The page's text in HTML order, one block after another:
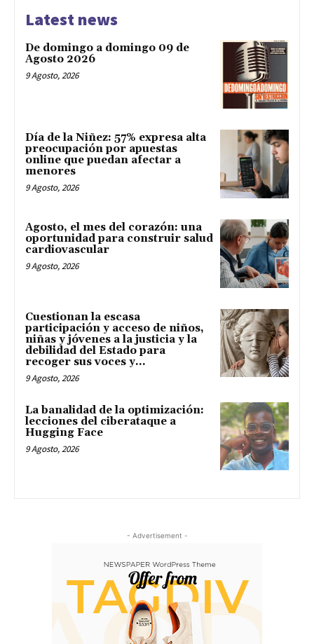
Latest news
De domingo a domingo 09 de
Agosto 2026
9 Agosto, 2026
Día de la Niñez: 57% expresa alta
preocupación por apuestas
online que puedan afectar a
menores
9 Agosto, 2026
Agosto, el mes del corazón: una
oportunidad para construir salud
cardiovascular
9 Agosto, 2026
Cuestionan la escasa
participación y acceso de niños,
niñas y jóvenes a la justicia y la
debilidad del Estado para
recoger sus voces y...
9 Agosto, 2026
La banalidad de la optimización:
lecciones del ciberataque a
Hugging Face
9 Agosto, 2026
- Advertisement -